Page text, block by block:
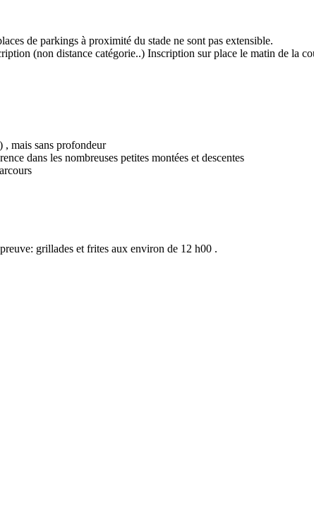
de parkings à proximité du stade ne sont pas extensible.
(non distance catégorie..) Inscription sur place le matin de la
, mais sans profondeur
dans les nombreuses petites montées et descentes
grillades et frites aux environ de 12 h00 .